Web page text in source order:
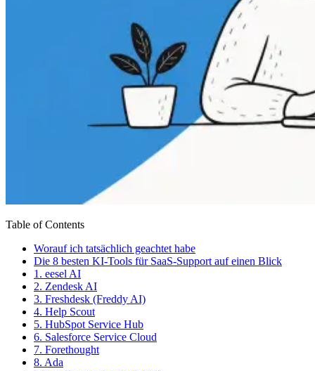
Table of Contents
Worauf ich tatsächlich geachtet habe
Die 8 besten KI-Tools für SaaS-Support auf einen Blick
1. eesel AI
2. Zendesk AI
3. Freshdesk (Freddy AI)
4. Help Scout
5. HubSpot Service Hub
6. Salesforce Service Cloud
7. Forethought
8. Ada